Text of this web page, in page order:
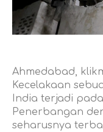
Ahmedabad,
Kecelakaan
India terjadi pada
Penerbangan
seharusnya